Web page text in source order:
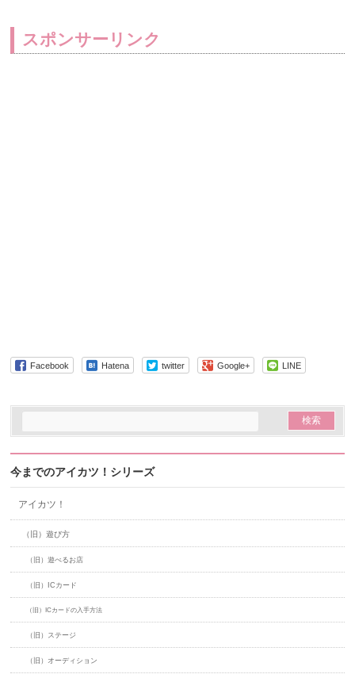
スポンサーリンク
Facebook Hatena twitter Google+ LINE
今までのアイカツ！シリーズ
アイカツ！
（旧）遊び方
（旧）遊べるお店
（旧）ICカード
（旧）ICカードの入手方法
（旧）ステージ
（旧）オーディション